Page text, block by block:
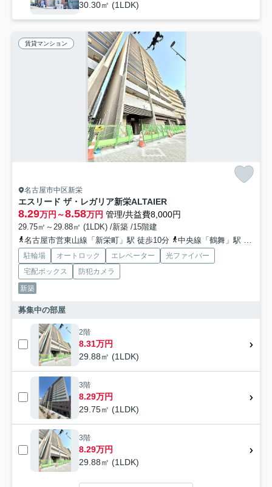
30.30㎡ (1LDK)
賃貸マンション
名古屋市中区新栄
エスリード ザ・レガリア新栄ALTAIER
8.29万円～8.58万円 管理/共益費8,000円
29.75㎡～29.88㎡ (1LDK) /新築 /15階建
名古屋市営東山線「新栄町」駅 徒歩10分
中央線「鶴舞」駅 徒歩10分
駐輪場 オートロック エレベーター
光ファイバー
宅配ボックス
防犯カメラ
新築
募集中の部屋
2階
8.31万円
29.88㎡ (1LDK)
3階
8.29万円
29.75㎡ (1LDK)
3階
8.29万円
29.88㎡ (1LDK)